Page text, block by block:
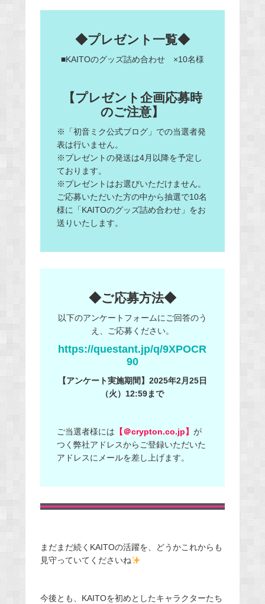
◆プレゼント一覧◆
■KAITOのグッズ詰め合わせ ×10名様
【プレゼント企画応募時
のご注意】
※「初音ミク公式ブログ」での当選者発
表は行いません。
※プレゼントの発送は4月以降を予定し
ております。
※プレゼントはお選びいただけません。
ご応募いただいた方の中から抽選で10名
様に「KAITOのグッズ詰め合わせ」をお
送りいたします。
◆ご応募方法◆
以下のアンケートフォームにご回答のう
え、ご応募ください。
https://questant.jp/q/9XPOCR
90
【アンケート実施期間】2025年2月25日
（火）12:59まで
ご当選者様には 【＠crypton.co.jp】 が
つく弊社アドレスからご登録いただいた
アドレスにメールを差し上げます。
まだまだ続くKAITOの活躍を、どうかこれからも
見守っていてくださいね
今後とも、KAITOを初めとしたキャラクターたち